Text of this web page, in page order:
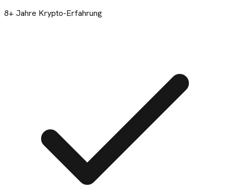
8+ Jahre Krypto-Erfahrung